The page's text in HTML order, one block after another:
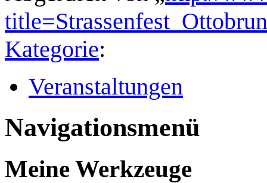
Kategorie:
Veranstaltungen
Navigationsmenü
Meine Werkzeuge